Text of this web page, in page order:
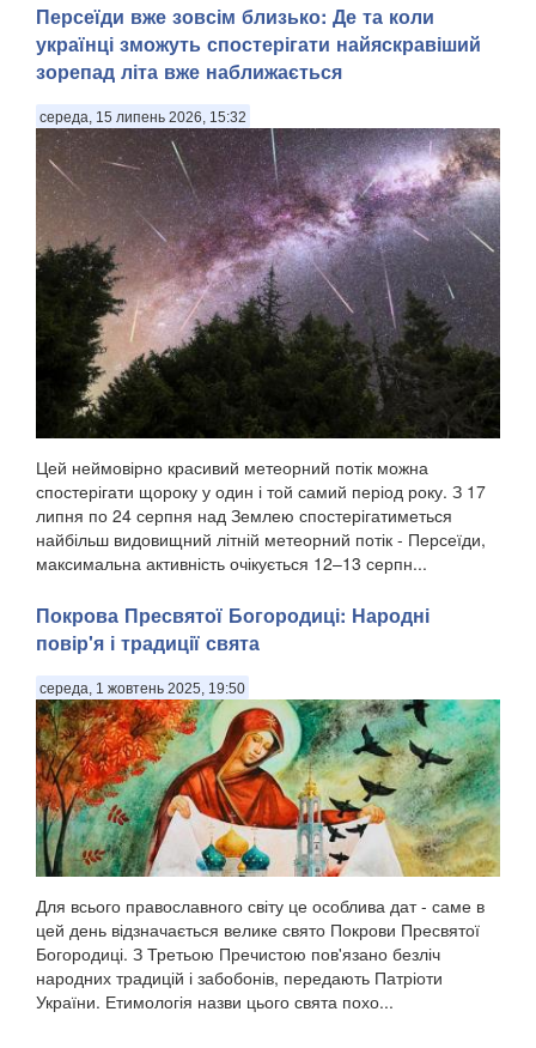
Персеїди вже зовсім близько: Де та коли
українці зможуть спостерігати найяскравіший
зорепад літа вже наближається
середа, 15 липень 2026, 15:32
Цей неймовірно красивий метеорний потік можна
спостерігати щороку у один і той самий період року. З 17
липня по 24 серпня над Землею спостерігатиметься
найбільш видовищний літній метеорний потік - Персеїди,
максимальна активність очікується 12–13 серпн...
Покрова Пресвятої Богородиці: Народні
повір'я і традиції свята
середа, 1 жовтень 2025, 19:50
Для всього православного світу це особлива дат - саме в
цей день відзначається велике свято Покрови Пресвятої
Богородиці. З Третьою Пречистою пов'язано безліч
народних традицій і забобонів, передають Патріоти
України. Етимологія назви цього свята похо...